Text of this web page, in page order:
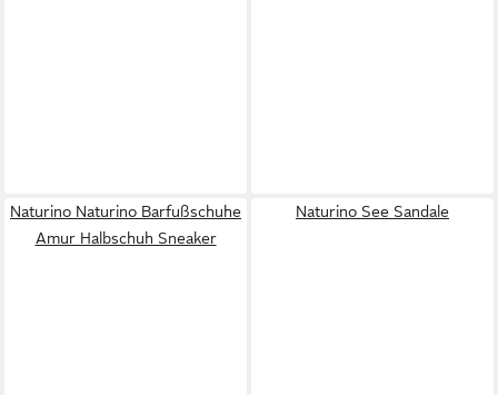
Naturino Naturino Barfußschuhe
Amur Halbschuh Sneaker
Naturino See Sandale